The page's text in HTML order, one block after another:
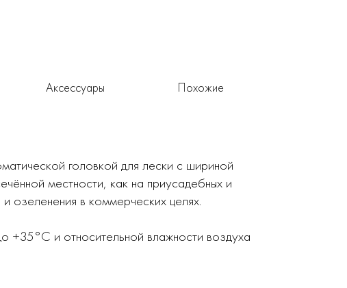
Аксессуары Похожие
головкой для лески с шириной
местности, как на приусадебных и
озеленения в коммерческих целях.
+35°С и относительной влажности воздуха